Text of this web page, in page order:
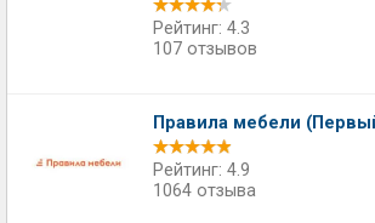
Рейтинг: 4.3
107 отзывов
Правила мебели
Рейтинг: 4.9
1064 отзыва